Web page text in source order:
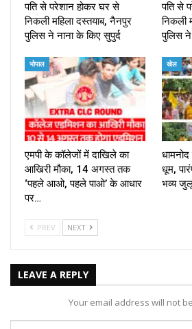
पति से परेशान होकर घर से
निकली महिला दस्तयाब, नैनपुर
पुलिस ने नाना के किए सुपुर्द
पति से
निकली
पुलिस ने
भोपाल
एमपी के कॉलेजों में दाखिले का
आखिरी मौका, 14 अगस्त तक
‘पहले आओ, पहले पाओ’ के आधार
पर…
खेल
धूम,
भव्य
PREV NEXT
LEAVE A REPLY
Your email address will not